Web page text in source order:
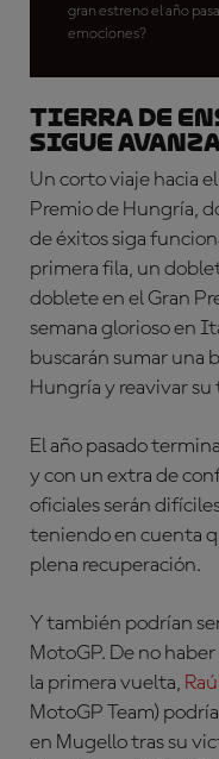
gran estreno el año
emociones?
TIERRA DE
SIGUE
Un corto viaje hacia
Premio de Hungría,
de éxitos siga
primera fila, un
doblete en el Gran
semana glorioso en
buscarán sumar una
Hungría y reavivar
El año pasado
y con un extra de
oficiales serán
teniendo en cuenta
plena recuperación.
Y también podrían
MotoGP. De no
la primera vuelta,
MotoGP Team)
en Mugello tras su